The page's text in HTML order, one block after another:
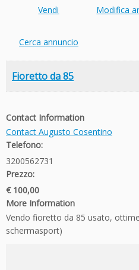
Vendi Modifica
Cerca annuncio
Fioretto da 85
Contact Information
Contact Augusto Cosentino
Telefono:
3200562731
Prezzo:
€ 100,00
More Information
Vendo fioretto da 85 usato,
schermasport)